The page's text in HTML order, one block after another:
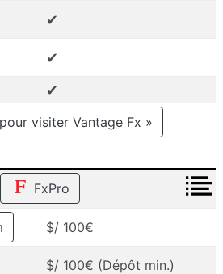
✔
✔
✔
visiter Vantage Fx »
FxPro
$/ 100€
$/ 100€ (Dépôt min.)